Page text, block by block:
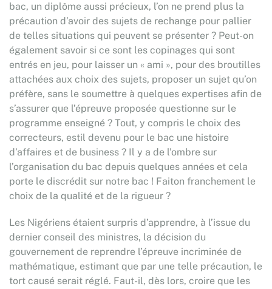
bac, un diplôme aussi précieux, l’on ne prend plus la
précaution d’avoir des sujets de rechange pour pallier
de telles situations qui peuvent se présenter ? Peut-on
également savoir si ce sont les copinages qui sont
entrés en jeu, pour laisser un « ami », pour des broutilles
attachées aux choix des sujets, proposer un sujet qu’on
préfère, sans le soumettre à quelques expertises afin de
s’assurer que l’épreuve proposée questionne sur le
programme enseigné ? Tout, y compris le choix des
correcteurs, estil devenu pour le bac une histoire
d’affaires et de business ? Il y a de l’ombre sur
l’organisation du bac depuis quelques années et cela
porte le discrédit sur notre bac ! Faiton franchement le
choix de la qualité et de la rigueur ?
Les Nigériens étaient surpris d’apprendre, à l’issue du
dernier conseil des ministres, la décision du
gouvernement de reprendre l’épreuve incriminée de
mathématique, estimant que par une telle précaution, le
tort causé serait réglé. Faut-il, dès lors, croire que les